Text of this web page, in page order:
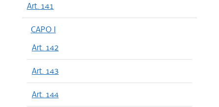
Art. 141
CAPO I
Art. 142
Art. 143
Art. 144